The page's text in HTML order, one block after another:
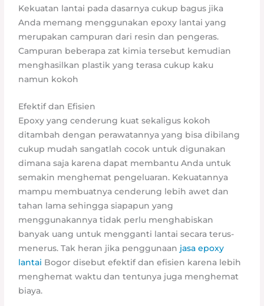
Kekuatan lantai pada dasarnya cukup bagus jika
Anda memang menggunakan epoxy lantai yang
merupakan campuran dari resin dan pengeras.
Campuran beberapa zat kimia tersebut kemudian
menghasilkan plastik yang terasa cukup kaku
namun kokoh
Efektif dan Efisien
Epoxy yang cenderung kuat sekaligus kokoh
ditambah dengan perawatannya yang bisa dibilang
cukup mudah sangatlah cocok untuk digunakan
dimana saja karena dapat membantu Anda untuk
semakin menghemat pengeluaran. Kekuatannya
mampu membuatnya cenderung lebih awet dan
tahan lama sehingga siapapun yang
menggunakannya tidak perlu menghabiskan
banyak uang untuk mengganti lantai secara terus-
menerus. Tak heran jika penggunaan jasa epoxy
lantai Bogor disebut efektif dan efisien karena lebih
menghemat waktu dan tentunya juga menghemat
biaya.